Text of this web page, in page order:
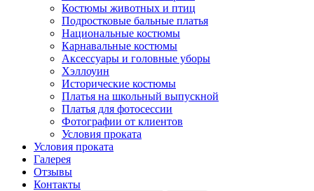
Костюмы животных и птиц
Подростковые бальные платья
Национальные костюмы
Карнавальные костюмы
Аксессуары и головные уборы
Хэллоуин
Исторические костюмы
Платья на школьный выпускной
Платья для фотосессии
Фотографии от клиентов
Условия проката
Условия проката
Галерея
Отзывы
Контакты